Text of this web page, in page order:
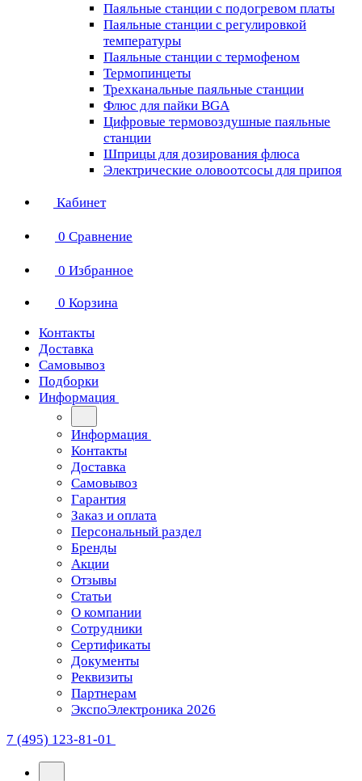
Паяльные станции с подогревом платы
Паяльные станции с регулировкой
температуры
Паяльные станции с термофеном
Термопинцеты
Трехканальные паяльные станции
Флюс для пайки BGA
Цифровые термовоздушные паяльные
станции
Шприцы для дозирования флюса
Электрические оловоотсосы для припоя
Кабинет
0 Сравнение
0 Избранное
0 Корзина
Контакты
Доставка
Самовывоз
Подборки
Информация
Информация
Контакты
Доставка
Самовывоз
Гарантия
Заказ и оплата
Персональный раздел
Бренды
Акции
Отзывы
Статьи
О компании
Сотрудники
Сертификаты
Документы
Реквизиты
Партнерам
ЭкспоЭлектроника 2026
7 (495) 123-81-01